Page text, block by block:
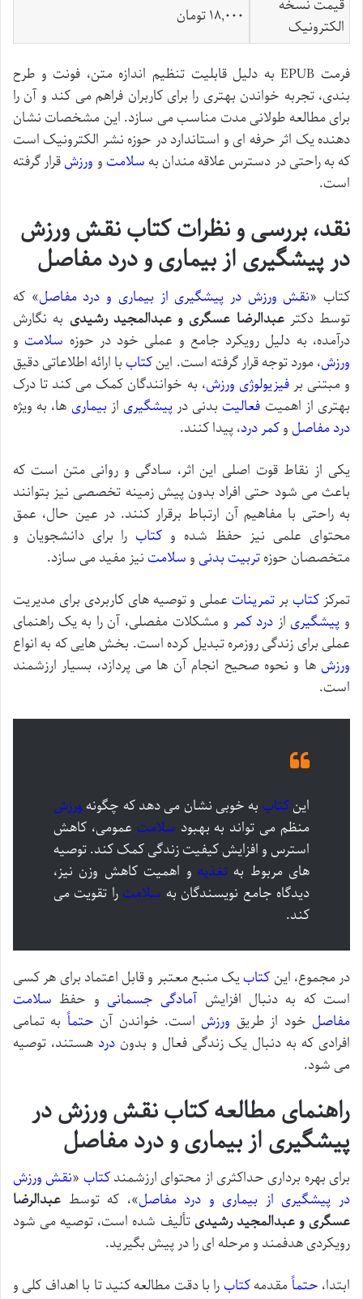
قیمت نسخه
الکترونیک
۱۸,۰۰۰ تومان
فرمت EPUB به دلیل قابلیت تنظیم اندازه متن، فونت و طرح
بندی، تجربه خواندن بهتری را برای کاربران فراهم می کند و آن را
برای مطالعه طولانی مدت مناسب می سازد. این مشخصات نشان
دهنده یک اثر حرفه ای و استاندارد در حوزه نشر الکترونیک است
که به راحتی در دسترس علاقه مندان به سلامتو ورزشقرار گرفته
است.
نقد، بررسی و نظرات کتاب نقش ورزش
در پیشگیری از بیماری و درد مفاصل
کتاب «نقش ورزش در پیشگیری از بیماری و درد مفاصل» که
توسط دکترعبدالرضا عسگری و عبدالمجید رشیدی به نگارش
درآمده، به دلیل رویکرد جامع و عملی خود در حوزه سلامتو
ورزش، مورد توجه قرار گرفته است. اینکتاببا ارائه اطلاعاتی دقیق
و مبتنی برفیزیولوژی ورزش، به خوانندگان کمک می کند تا درک
بهتری از اهمیت فعالیتبدنی درپیشگیری از بیماری ها، به ویژه
درد مفاصل وکمر درد، پیدا کنند.
یکی از نقاط قوت اصلی این اثر، سادگی و روانی متن است که
باعث می شود حتی افراد بدون پیش زمینه تخصصی نیز بتوانند
به راحتی با مفاهیم آن ارتباط برقرار کنند. در عین حال، عمق
محتوای علمی نیز حفظ شده و کتابرا برای دانشجویان و
متخصصان حوزهتربیت بدنی و سلامتنیز مفید می سازد.
تمرکز کتاببر تمریناتعملی و توصیه های کاربردی برای مدیریت
و پیشگیری از درد کمر و مشکلات مفصلی، آن را به یک راهنمای
عملی برای زندگی روزمره تبدیل کرده است. بخش هایی که به انواع
ورزش ها و نحوه صحیح انجام آن ها می پردازد، بسیار ارزشمند
است.
اینکتاب به خوبی نشان می دهد که چگونه ورزش
منظم می تواند به بهبود سلامت عمومی، کاهش
استرس و افزایش کیفیت زندگی کمک کند. توصیه
های مربوط بهتغذیه و اهمیت کاهش وزن نیز،
دیدگاه جامع نویسندگان به سلامترا تقویت می
کند.
در مجموع، این کتابیک منبع معتبر و قابل اعتماد برای هر کسی
است که به دنبال افزایشآمادگی جسمانی و حفظ سلامت
مفاصل خود از طریق ورزش است. خواندن آن حتماًبه تمامی
افرادی که به دنبال یک زندگی فعال و بدون درد هستند، توصیه
می شود.
راهنمای مطالعه کتاب نقش ورزش در
پیشگیری از بیماری و درد مفاصل
برای بهره برداری حداکثری از محتوای ارزشمندکتاب «نقش ورزش
در پیشگیری از بیماری و درد مفاصل»، که توسط عبدالرضا
عسگری و عبدالمجید رشیدی تألیف شده است، توصیه می شود
رویکردی هدفمند و مرحله ای را در پیش بگیرید.
ابتدا، حتماًمقدمهکتابرا با دقت مطالعه کنید تا با اهداف کلی و